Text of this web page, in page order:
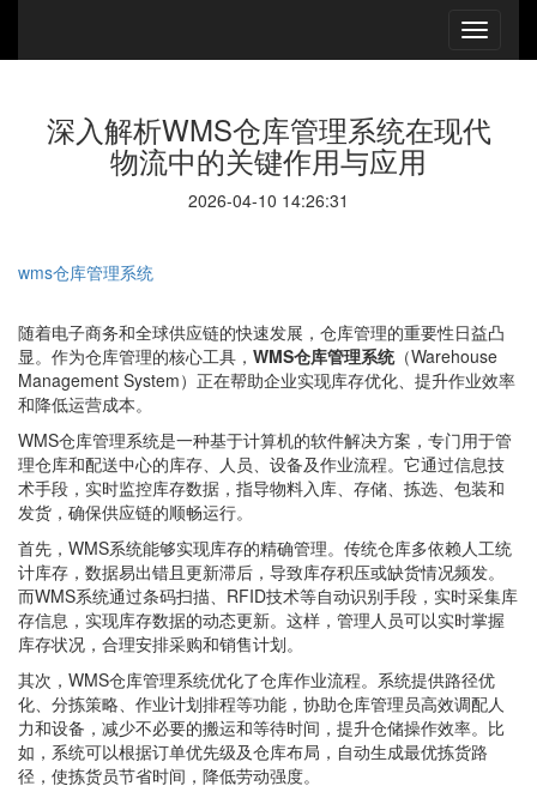
深入解析WMS仓库管理系统在现代
物流中的关键作用与应用
2026-04-10 14:26:31
wms仓库管理系统
随着电子商务和全球供应链的快速发展，仓库管理的重要性日益凸
显。作为仓库管理的核心工具， WMS仓库管理系统（Warehouse
Management System）正在帮助企业实现库存优化、提升作业效率
和降低运营成本。
WMS仓库管理系统是一种基于计算机的软件解决方案，专门用于管
理仓库和配送中心的库存、人员、设备及作业流程。它通过信息技
术手段，实时监控库存数据，指导物料入库、存储、拣选、包装和
发货，确保供应链的顺畅运行。
首先，WMS系统能够实现库存的精确管理。传统仓库多依赖人工统
计库存，数据易出错且更新滞后，导致库存积压或缺货情况频发。
而WMS系统通过条码扫描、RFID技术等自动识别手段，实时采集库
存信息，实现库存数据的动态更新。这样，管理人员可以实时掌握
库存状况，合理安排采购和销售计划。
其次，WMS仓库管理系统优化了仓库作业流程。系统提供路径优
化、分拣策略、作业计划排程等功能，协助仓库管理员高效调配人
力和设备，减少不必要的搬运和等待时间，提升仓储操作效率。比
如，系统可以根据订单优先级及仓库布局，自动生成最优拣货路
径，使拣货员节省时间，降低劳动强度。